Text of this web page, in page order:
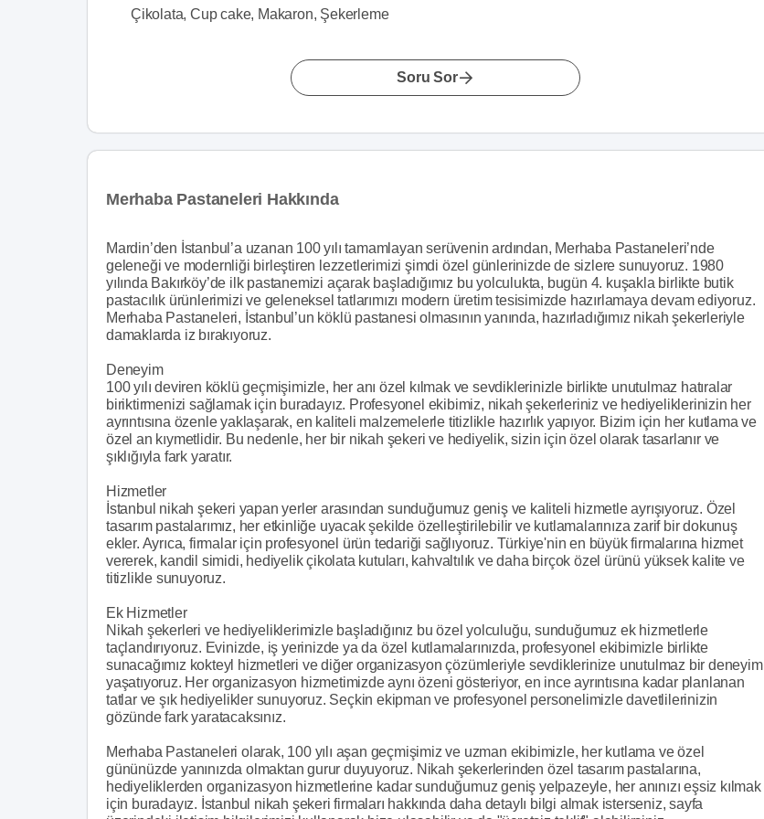
Çikolata, Cup cake, Makaron, Şekerleme
Soru Sor
Merhaba Pastaneleri Hakkında
Mardin’den İstanbul’a uzanan 100 yılı tamamlayan serüvenin ardından, Merhaba Pastaneleri’nde
geleneği ve modernliği birleştiren lezzetlerimizi şimdi özel günlerinizde de sizlere sunuyoruz. 1980
yılında Bakırköy’de ilk pastanemizi açarak başladığımız bu yolculukta, bugün 4. kuşakla birlikte butik
pastacılık ürünlerimizi ve geleneksel tatlarımızı modern üretim tesisimizde hazırlamaya devam ediyoruz.
Merhaba Pastaneleri, İstanbul’un köklü pastanesi olmasının yanında, hazırladığımız nikah şekerleriyle
damaklarda iz bırakıyoruz.
Deneyim
100 yılı deviren köklü geçmişimizle, her anı özel kılmak ve sevdiklerinizle birlikte unutulmaz hatıralar
biriktirmenizi sağlamak için buradayız. Profesyonel ekibimiz, nikah şekerleriniz ve hediyeliklerinizin her
ayrıntısına özenle yaklaşarak, en kaliteli malzemelerle titizlikle hazırlık yapıyor. Bizim için her kutlama ve
özel an kıymetlidir. Bu nedenle, her bir nikah şekeri ve hediyelik, sizin için özel olarak tasarlanır ve
şıklığıyla fark yaratır.
Hizmetler
İstanbul nikah şekeri yapan yerler arasından sunduğumuz geniş ve kaliteli hizmetle ayrışıyoruz. Özel
tasarım pastalarımız, her etkinliğe uyacak şekilde özelleştirilebilir ve kutlamalarınıza zarif bir dokunuş
ekler. Ayrıca, firmalar için profesyonel ürün tedariği sağlıyoruz. Türkiye'nin en büyük firmalarına hizmet
vererek, kandil simidi, hediyelik çikolata kutuları, kahvaltılık ve daha birçok özel ürünü yüksek kalite ve
titizlikle sunuyoruz.
Ek Hizmetler
Nikah şekerleri ve hediyeliklerimizle başladığınız bu özel yolculuğu, sunduğumuz ek hizmetlerle
taçlandırıyoruz. Evinizde, iş yerinizde ya da özel kutlamalarınızda, profesyonel ekibimizle birlikte
sunacağımız kokteyl hizmetleri ve diğer organizasyon çözümleriyle sevdiklerinize unutulmaz bir deneyim
yaşatıyoruz. Her organizasyon hizmetimizde aynı özeni gösteriyor, en ince ayrıntısına kadar planlanan
tatlar ve şık hediyelikler sunuyoruz. Seçkin ekipman ve profesyonel personelimizle davetlilerinizin
gözünde fark yaratacaksınız.
Merhaba Pastaneleri olarak, 100 yılı aşan geçmişimiz ve uzman ekibimizle, her kutlama ve özel
gününüzde yanınızda olmaktan gurur duyuyoruz. Nikah şekerlerinden özel tasarım pastalarına,
hediyeliklerden organizasyon hizmetlerine kadar sunduğumuz geniş yelpazeyle, her anınızı eşsiz kılmak
için buradayız. İstanbul nikah şekeri firmaları hakkında daha detaylı bilgi almak isterseniz, sayfa